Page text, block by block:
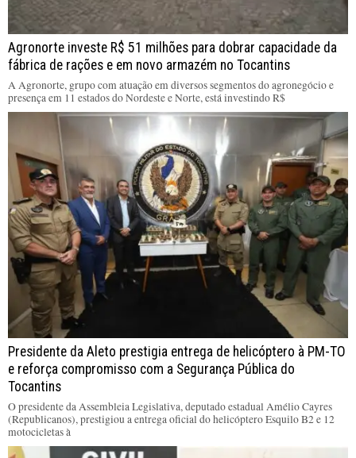
Agronorte investe R$ 51 milhões para dobrar capacidade da
fábrica de rações e em novo armazém no Tocantins
A Agronorte, grupo com atuação em diversos segmentos do agronegócio e
presença em 11 estados do Nordeste e Norte, está investindo R$
Presidente da Aleto prestigia entrega de helicóptero à PM-TO
e reforça compromisso com a Segurança Pública do
Tocantins
O presidente da Assembleia Legislativa, deputado estadual Amélio Cayres
(Republicanos), prestigiou a entrega oficial do helicóptero Esquilo B2 e 12
motocicletas à